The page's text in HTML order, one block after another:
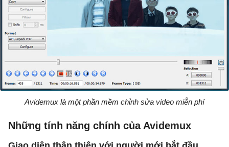
Avidemux là một phần mềm chỉnh sửa video miễn phí
Những tính năng chính của Avidemux